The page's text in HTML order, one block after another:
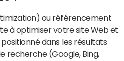
ou référencement
à optimiser votre site Web et
dans les résultats
recherche (Google, Bing,